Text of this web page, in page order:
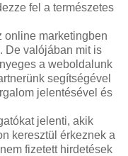
fel a természetes
online marketingben
De valójában mit is
a weboldalunk
segítségével
jelentésével és
jelenti, akik
keresztül érkeznek a
fizetett hirdetések